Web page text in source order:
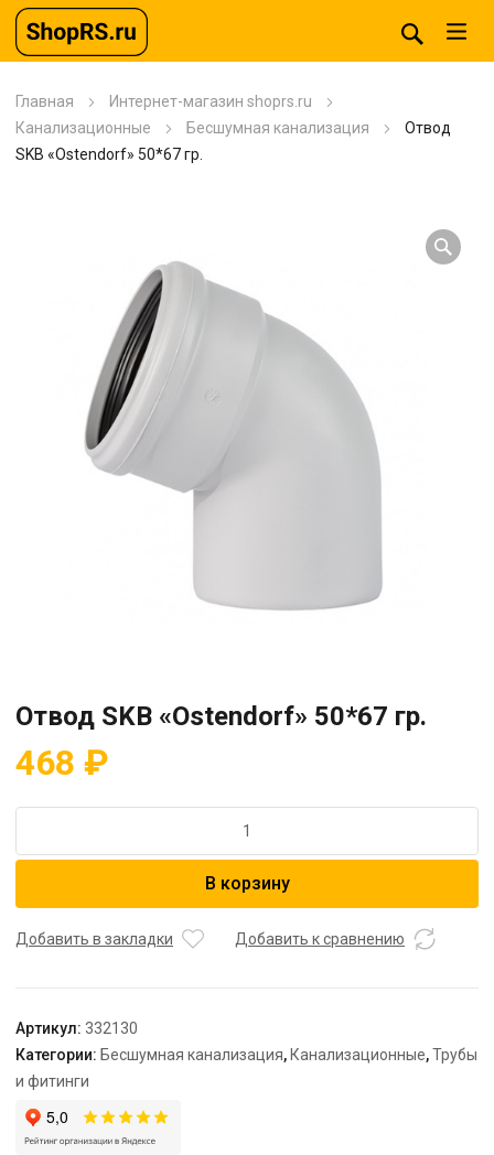
Главная
Интернет-магазин shoprs.ru
Канализационные
Бесшумная канализация
Отвод
SKB «Ostendorf» 50*67 гр.
Отвод SKB «Ostendorf» 50*67 гр.
468 ₽
Отвод
50*67
В корзину
Добавить в закладки Добавить к сравнению
Артикул: 332130
Категории: Бесшумная канализация, Канализационные,Трубы
и фитинги